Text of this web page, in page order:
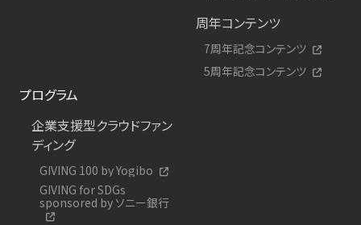
周年コンテンツ
7周年記念コンテンツ
5周年記念コンテンツ
プログラム
企業支援型クラウドファン
ディング
GIVING 100 by Yogibo
GIVING for SDGs
sponsored by ソニー銀行